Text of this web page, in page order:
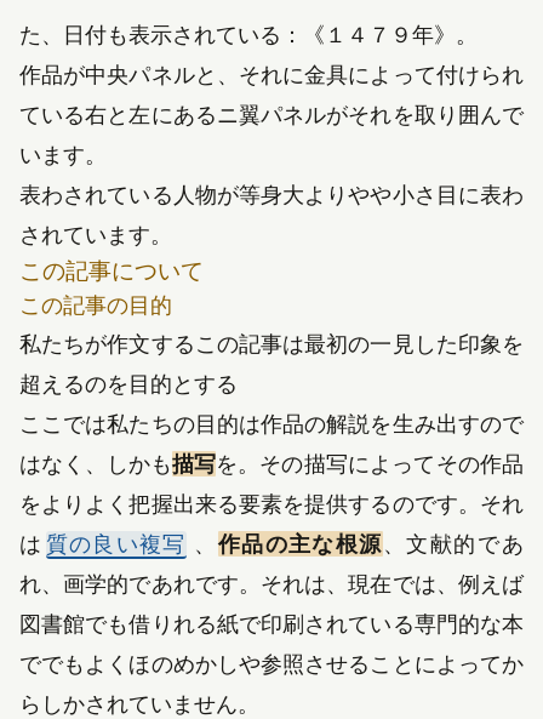
た、日付も表示されている：《 １４７９年》。
作品が中央パネルと、それに金具によって付けられ
ている右と左にあるニ翼パネルがそれを取り囲んで
います。
表わされている人物が等身大よりやや小さ目に表わ
されています。
この記事について
この記事の目的
私たちが作文するこの記事は最初の一見した印象を
超えるのを目的とする
ここでは私たちの目的は作品の解説を生み出すので
はなく、しかも描写を。その描写によってその作品
をよりよく把握出来る要素を提供するのです。それ
は 質の良い複写 、作品の主な根源、文献的であ
れ、画学的であれです。それは、現在では、例えば
図書館でも借りれる紙で印刷されている専門的な本
ででもよくほのめかしや参照させることによってか
らしかされていません。